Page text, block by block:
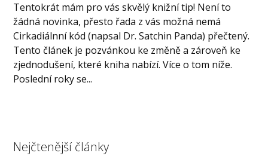
Tentokrát mám pro vás skvělý knižní tip! Není to
žádná novinka, přesto řada z vás možná nemá
Cirkadiálnní kód (napsal Dr. Satchin Panda) přečtený.
Tento článek je pozvánkou ke změně a zároveň ke
zjednodušení, které kniha nabízí. Více o tom níže.
Poslední roky se...
Nejčtenější články